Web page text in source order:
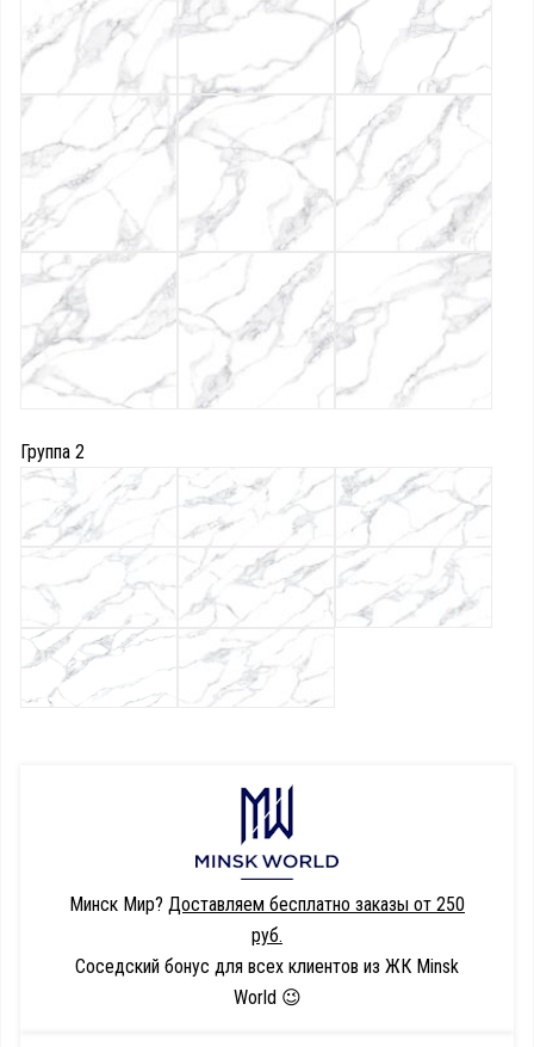
Группа 2
Минск Мир? Доставляем бесплатно заказы от 250
руб.
Соседский бонус для всех клиентов из ЖК Minsk
World 😉